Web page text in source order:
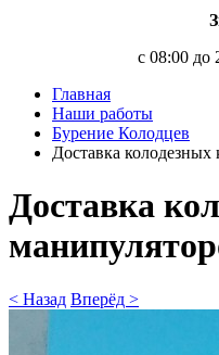
с 08:00 до
Главная
Наши работы
Бурение Колодцев
Доставка
Доставка
< Назад Вперёд >